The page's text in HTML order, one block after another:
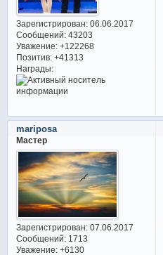
Зарегистрирован: 06.06.2017
Сообщений:43203
Уважение: +122268
Позитив: +41313
Награды:
mariposa
Мастер
Зарегистрирован: 07.06.2017
Сообщений:1713
Уважение: +6130